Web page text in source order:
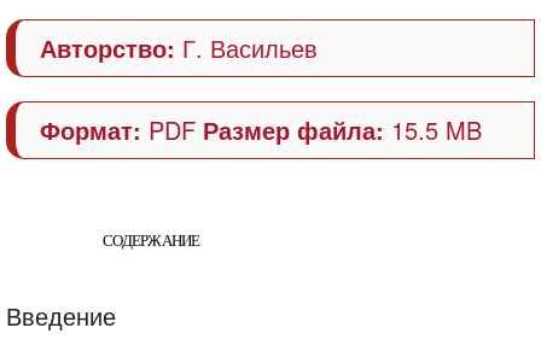
Авторство: Г. Васильев
Формат: PDF Размер файла: 15.5 MB
СОДЕРЖАНИЕ
Введение